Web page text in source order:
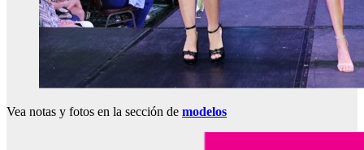
Vea notas y fotos en la sección de modelos